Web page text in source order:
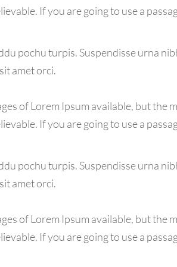
If you are going to use a
pochu turpis. Suspendisse urna
amet orci.
of Lorem Ipsum available, but
If you are going to use a
pochu turpis. Suspendisse urna
amet orci.
of Lorem Ipsum available, but
If you are going to use a